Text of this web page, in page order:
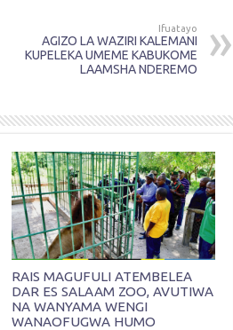
Ifuatayo
AGIZO LA WAZIRI KALEMANI
KUPELEKA UMEME KABUKOME
LAAMSHA NDEREMO
RAIS MAGUFULI ATEMBELEA
DAR ES SALAAM ZOO, AVUTIWA
NA WANYAMA WENGI
WANAOFUGWA HUMO